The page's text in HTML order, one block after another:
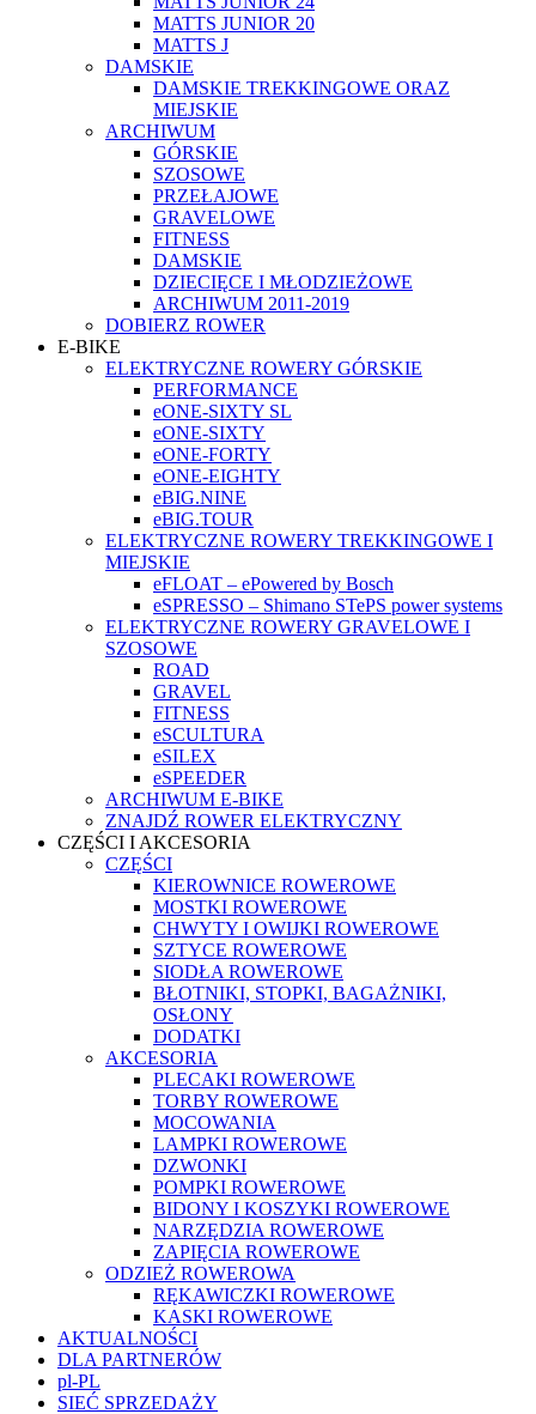
MATTS JUNIOR 20
MATTS J
DAMSKIE
DAMSKIE TREKKINGOWE ORAZ
MIEJSKIE
ARCHIWUM
GÓRSKIE
SZOSOWE
PRZEŁAJOWE
GRAVELOWE
FITNESS
DAMSKIE
DZIECIĘCE I MŁODZIEŻOWE
ARCHIWUM 2011-2019
DOBIERZ ROWER
E-BIKE
ELEKTRYCZNE ROWERY GÓRSKIE
PERFORMANCE
eONE-SIXTY SL
eONE-SIXTY
eONE-FORTY
eONE-EIGHTY
eBIG.NINE
eBIG.TOUR
ELEKTRYCZNE ROWERY TREKKINGOWE I
MIEJSKIE
eFLOAT – ePowered by Bosch
eSPRESSO – Shimano STePS power systems
ELEKTRYCZNE ROWERY GRAVELOWE I
SZOSOWE
ROAD
GRAVEL
FITNESS
eSCULTURA
eSILEX
eSPEEDER
ARCHIWUM E-BIKE
ZNAJDŹ ROWER ELEKTRYCZNY
CZĘŚCI I AKCESORIA
CZĘŚCI
KIEROWNICE ROWEROWE
MOSTKI ROWEROWE
CHWYTY I OWIJKI ROWEROWE
SZTYCE ROWEROWE
SIODŁA ROWEROWE
BŁOTNIKI, STOPKI, BAGAŻNIKI,
OSŁONY
DODATKI
AKCESORIA
PLECAKI ROWEROWE
TORBY ROWEROWE
MOCOWANIA
LAMPKI ROWEROWE
DZWONKI
POMPKI ROWEROWE
BIDONY I KOSZYKI ROWEROWE
NARZĘDZIA ROWEROWE
ZAPIĘCIA ROWEROWE
ODZIEŻ ROWEROWA
RĘKAWICZKI ROWEROWE
KASKI ROWEROWE
AKTUALNOŚCI
DLA PARTNERÓW
pl-PL
SIEĆ SPRZEDAŻY